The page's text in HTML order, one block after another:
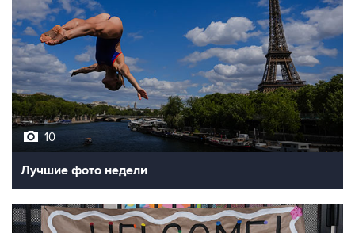
10
Лучшие фото недели